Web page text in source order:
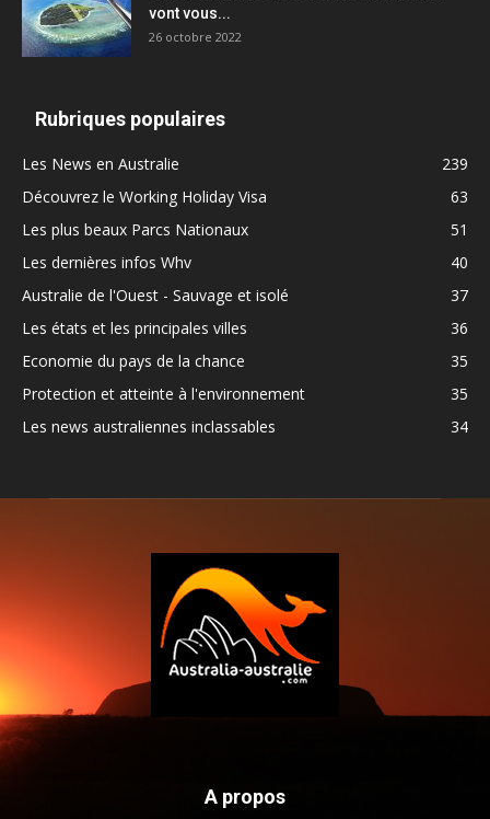
vont vous...
26 octobre 2022
Rubriques populaires
Les News en Australie
239
Découvrez le Working Holiday Visa
63
Les plus beaux Parcs Nationaux
51
Les dernières infos Whv
40
Australie de l'Ouest - Sauvage et isolé
37
Les états et les principales villes
36
Economie du pays de la chance
35
Protection et atteinte à l'environnement
35
Les news australiennes inclassables
34
A propos